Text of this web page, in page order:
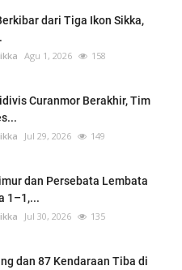
dari Tiga Ikon Sikka,
Agu 1, 2026 158
Curanmor Berakhir, Tim
Jul 29, 2026 149
dan Persebata Lembata
1–1,...
Jul 30, 2026 135
dan 87 Kendaraan Tiba di